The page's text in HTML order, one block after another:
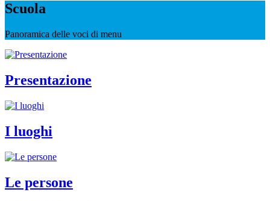
Scuola
Panoramica delle voci di menu
Presentazione
I luoghi
Le persone